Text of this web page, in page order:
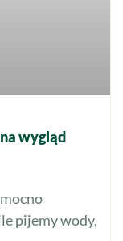
wygląd
pijemy wody,